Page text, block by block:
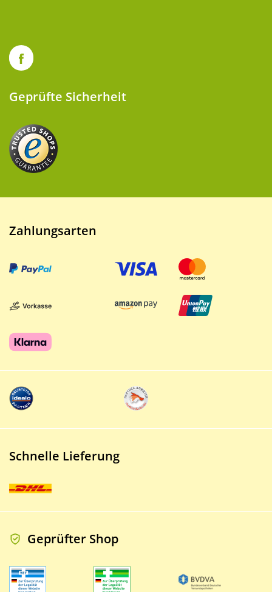
Geprüfte Sicherheit
Zahlungsarten
Schnelle Lieferung
Geprüfter Shop